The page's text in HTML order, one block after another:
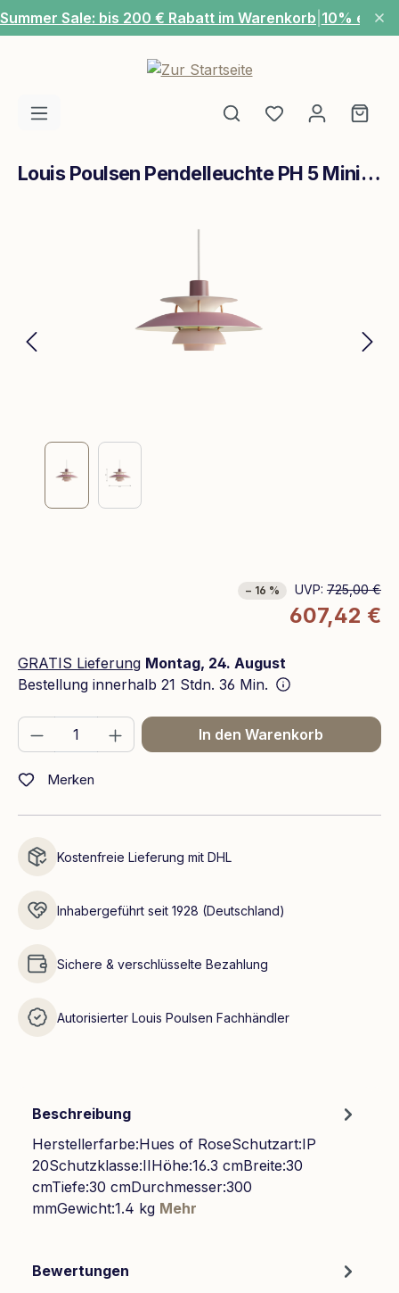
Zum Hauptinhalt springen
Summer Sale: bis 200 € Rabatt im Warenkorb 10% extra
Du hast 0
Louis Poulsen Pendelleuchte PH 5 Mini Hues of Rose
− 16 % UVP: 725,00 €
607,42 €
GRATIS Lieferung Montag, 24. August
Bestellung innerhalb 21 Stdn. 36 Min.
Produkt Anzahl: Gib den gewünschten
In den Warenkorb
Merken
Kostenfreie Lieferung mit DHL
Inhabergeführt seit 1928 (Deutschland)
Sichere & verschlüsselte Bezahlung
Autorisierter Louis Poulsen Fachhändler
Beschreibung
Herstellerfarbe:Hues of RoseSchutzart:IP
20Schutzklasse:IIHöhe:16.3 cmBreite:30
cmTiefe:30 cmDurchmesser:300
mmGewicht:1.4 kg Mehr
Bewertungen